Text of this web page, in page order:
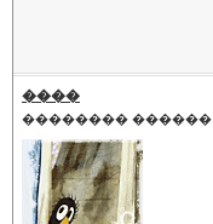
����
�������� ������